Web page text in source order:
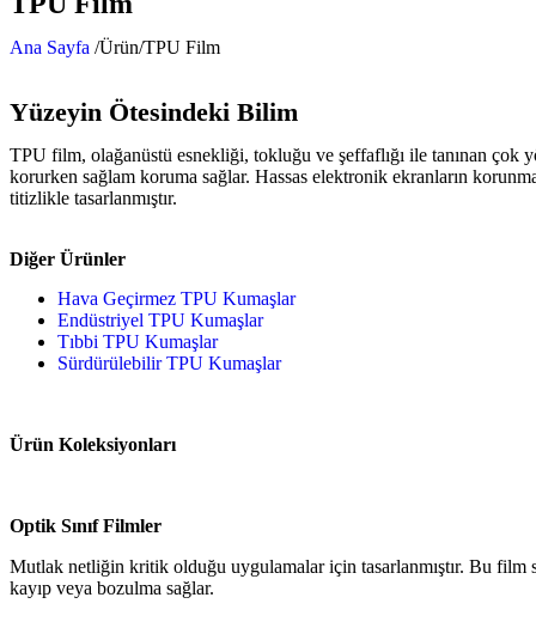
Ana Sayfa /Ürün/TPU Film
Yüzeyin Ötesindeki Bilim
TPU film, olağanüstü esnekliği, tokluğu ve şeffaflığı ile tanınan
korurken sağlam koruma sağlar. Hassas elektronik ekranların
titizlikle tasarlanmıştır.
Diğer Ürünler
Hava Geçirmez TPU Kumaşlar
Endüstriyel TPU Kumaşlar
Tıbbi TPU Kumaşlar
Sürdürülebilir TPU Kumaşlar
Ürün Koleksiyonları
Optik Sınıf Filmler
Mutlak netliğin kritik olduğu uygulamalar için tasarlanmıştır. Bu film
kayıp veya bozulma sağlar.